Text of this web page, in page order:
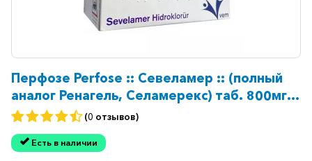
Перфозе Perfose :: Севеламер :: (полный
аналог Ренагель, Селамерекс) таб. 800мг
№180
(0 отзывов)
Есть в наличии